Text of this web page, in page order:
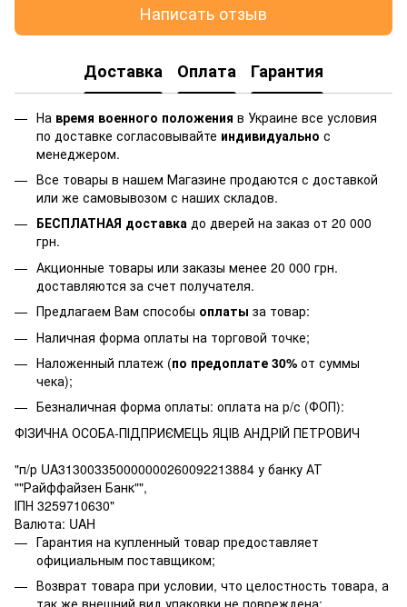
Написать отзыв
Доставка Оплата Гарантия
На время военного положения в Украине все условия
по доставке согласовывайте индивидуально с
менеджером.
Все товары в нашем Магазине продаются с доставкой
или же самовывозом с наших складов.
БЕСПЛАТНАЯ доставка до дверей на заказ от 20 000
грн.
Акционные товары или заказы менее 20 000 грн.
доставляются за счет получателя.
Предлагаем Вам способы оплаты за товар:
Наличная форма оплаты на торговой точке;
Наложенный платеж (по предоплате 30% от суммы
чека);
Безналичная форма оплаты: оплата на р/с (ФОП):
ФІЗИЧНА ОСОБА-ПІДПРИЄМЕЦЬ ЯЦІВ АНДРІЙ ПЕТРОВИЧ
"п/р UA313003350000000260092213884 у банку АТ
""Райффайзен Банк"",
ІПН 3259710630"
Валюта: UAH
Гарантия на купленный товар предоставляет
официальным поставщиком;
Возврат товара при условии, что целостность товара, а